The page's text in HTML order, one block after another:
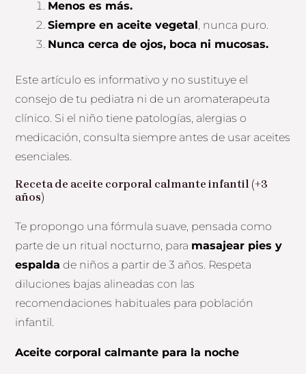
Menos es más.
Siempre en aceite vegetal, nunca puro.
Nunca cerca de ojos, boca ni mucosas.
Este artículo es informativo y no sustituye el
consejo de tu pediatra ni de un aromaterapeuta
clínico. Si el niño tiene patologías, alergias o
medicación, consulta siempre antes de usar aceites
esenciales.
Receta de aceite corporal calmante infantil (+3
años)
Te propongo una fórmula suave, pensada como
parte de un ritual nocturno, para masajear pies y
espalda de niños a partir de 3 años. Respeta
diluciones bajas alineadas con las
recomendaciones habituales para población
infantil.
Aceite corporal calmante para la noche